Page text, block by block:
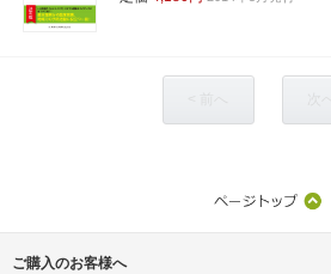
ご購入のお客様へ